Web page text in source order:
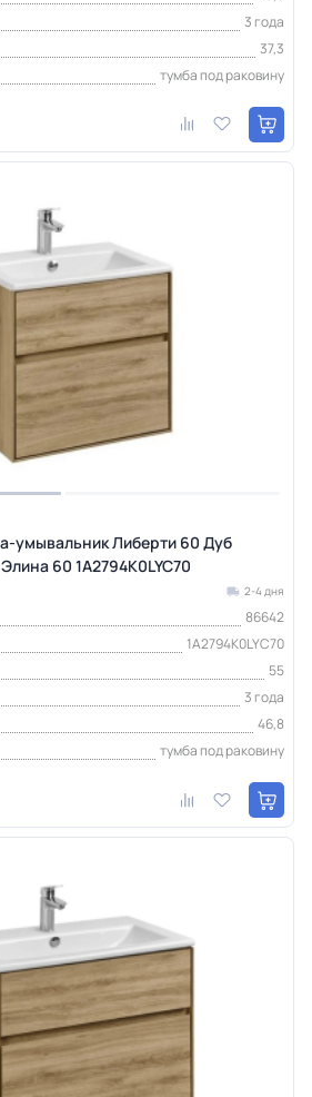
3 года
37,3
тумба под раковину
умывальник Либерти 60 Дуб
60 1A2794K0LYC70
2-4 дня
86642
1A2794K0LYC70
55
3 года
46,8
тумба под раковину